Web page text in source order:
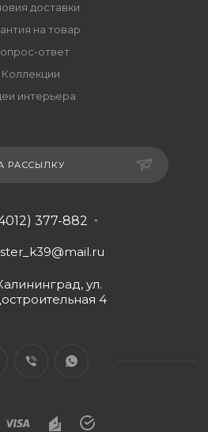
доставки
на товар
ответ
Коллекции
интерьера
РАССЫЛКУ
377-882
ул.
4